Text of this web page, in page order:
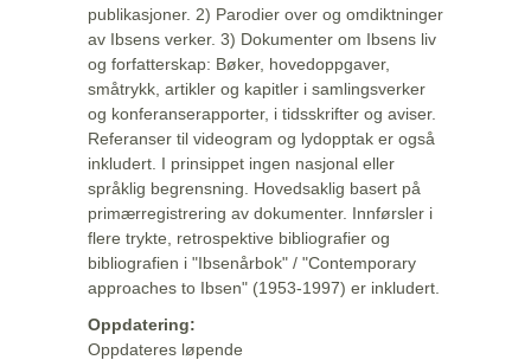
publikasjoner. 2) Parodier over og omdiktninger
av Ibsens verker. 3) Dokumenter om Ibsens liv
og forfatterskap: Bøker, hovedoppgaver,
småtrykk, artikler og kapitler i samlingsverker
og konferanserapporter, i tidsskrifter og aviser.
Referanser til videogram og lydopptak er også
inkludert. I prinsippet ingen nasjonal eller
språklig begrensning. Hovedsaklig basert på
primærregistrering av dokumenter. Innførsler i
flere trykte, retrospektive bibliografier og
bibliografien i "Ibsenårbok" / "Contemporary
approaches to Ibsen" (1953-1997) er inkludert.
Oppdatering:
Oppdateres løpende